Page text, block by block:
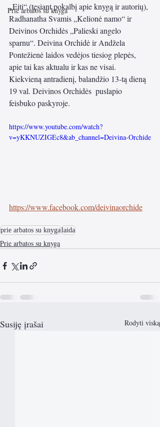
Prie arbatos su knyga
„Eiti“ (tęsiant pokalbį apie knygą ir autorių),
Radhanatha Svamis „Kelionė namo“ ir
Deivinos Orchidės „Palieski angelo
sparnu“. Deivina Orchidė ir Andžela
Pontežienė laidos vedėjos tiesiog plepės,
apie tai kas aktualu ir kas ne visai.
Kiekvieną antradienį, balandžio 13-tą dieną
19 val. Deivinos Orchidės  puslapio
feisbuko paskyroje.
https://www.youtube.com/watch?
v=yKKNUZIGEc8&ab_channel=Deivina-Orchide
https://www.facebook.com/deivinaorchide
prie arbatos su knygalaida
Prie arbatos su knyga
Susiję įrašai Rodyti viską